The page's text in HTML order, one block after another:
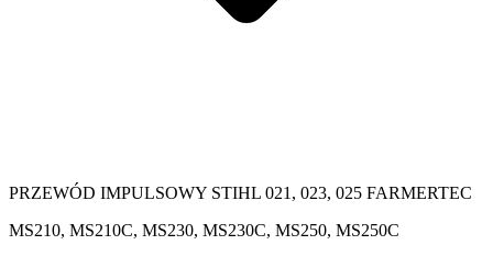
PRZEWÓD IMPULSOWY STIHL 021, 023, 025 FARMERTEC
MS210, MS210C, MS230, MS230C, MS250, MS250C